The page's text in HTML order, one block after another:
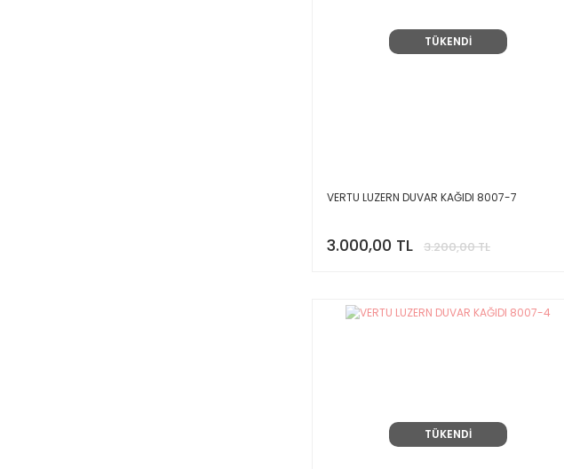
TÜKENDİ
VERTU LUZERN DUVAR KAĞIDI 8007-7
3.000,00 TL 3.200,00 TL
TÜKENDİ